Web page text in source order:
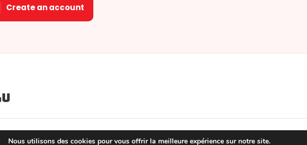
Create an account
IShare © 2026 |Mentions légales|Conditions générales|Politique de
Nous utilisons des cookies pour vous offrir la meilleure expérience sur notre site.